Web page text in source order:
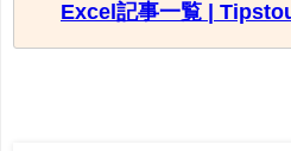
Excel記事一覧 |